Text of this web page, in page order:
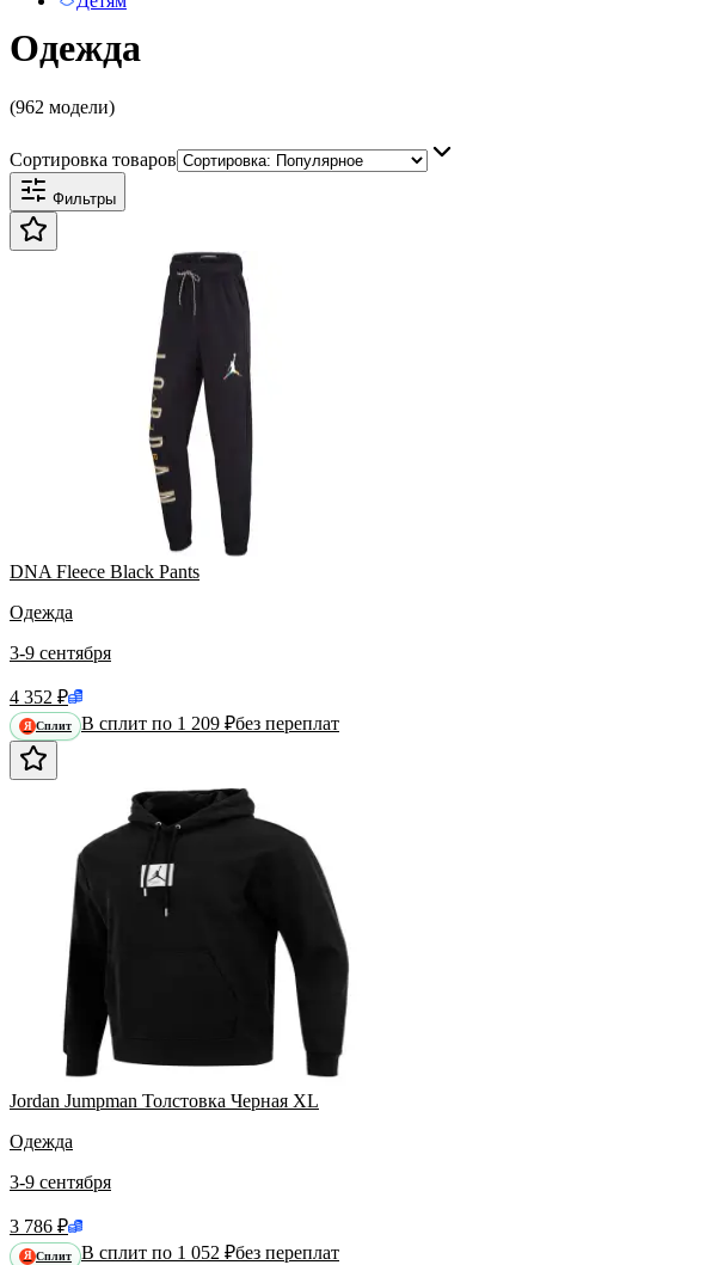
Одежда
(962 модели)
Сортировка товаров
Фильтры
DNA Fleece Black Pants
Одежда
3-9 сентября
4 352 ₽
Я Сплит В сплит по 1 209 ₽без переплат
Jordan Jumpman Толстовка Черная XL
Одежда
3-9 сентября
3 786 ₽
Я Сплит В сплит по 1 052 ₽без переплат